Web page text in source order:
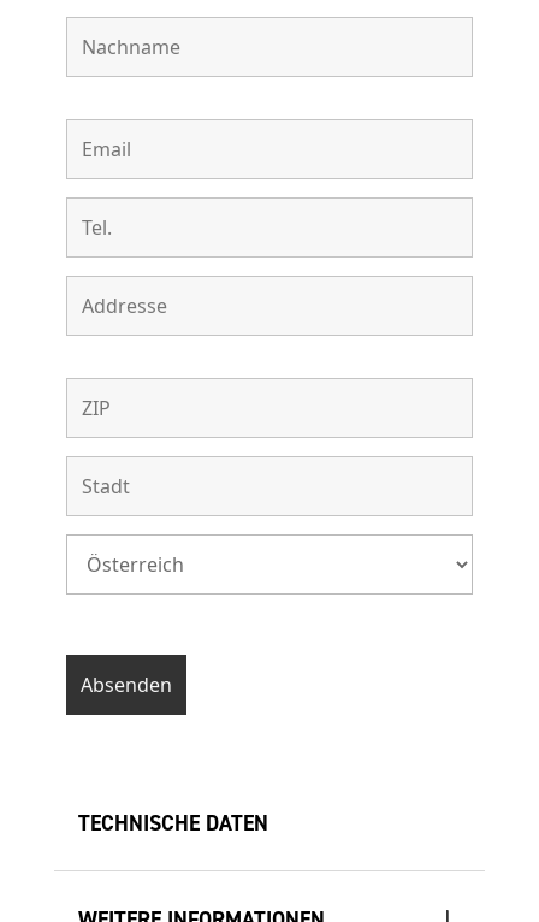
TECHNISCHE DATEN